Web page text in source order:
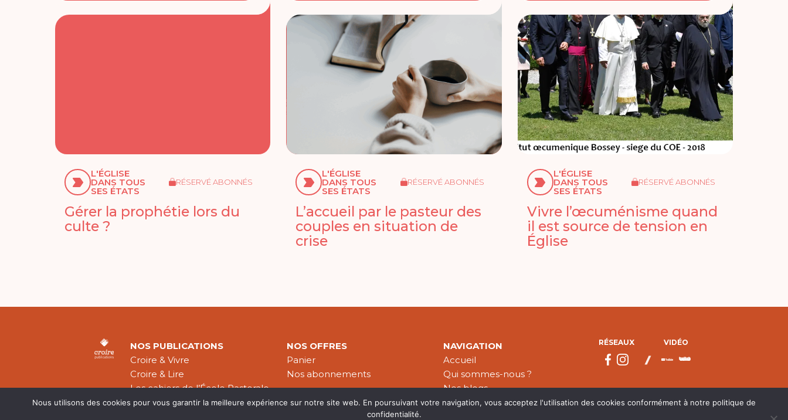
L'ÉGLISE
DANS TOUS
SES ÉTATS
RÉSERVÉ ABONNÉS
Gérer la prophétie lors du
culte ?
L'ÉGLISE
DANS TOUS
SES ÉTATS
RÉSERVÉ ABONNÉS
L’accueil par le pasteur des
couples en situation de
crise
L'ÉGLISE
DANS TOUS
SES ÉTATS
RÉSERVÉ ABONNÉS
Vivre l’œcuménisme quand
il est source de tension en
Église
NOS PUBLICATIONS
Croire & Vivre
Croire & Lire
Les cahiers de l’École Pastorale
Théologie Évangélique
NOS OFFRES
Panier
Nos abonnements
NAVIGATION
Accueil
Qui sommes-nous ?
Nos blogs
Nos publications
RÉSEAUX VIDÉO
Nous utilisons des cookies pour vous garantir la meilleure expérience sur notre site web. En poursuivant votre navigation, vous acceptez l'utilisation des cookies conformément à notre politique de
confidentialité.